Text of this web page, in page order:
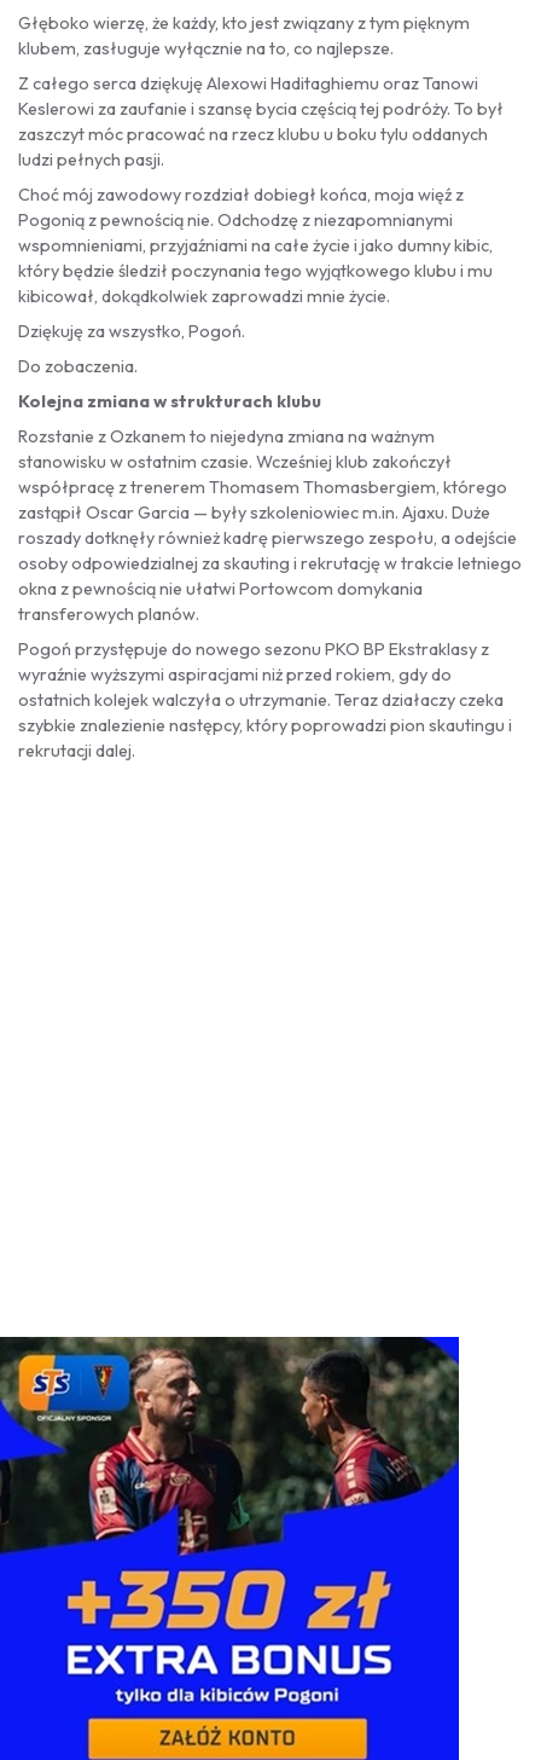
Głęboko wierzę, że każdy, kto jest związany z tym pięknym
klubem, zasługuje wyłącznie na to, co najlepsze.
Z całego serca dziękuję Alexowi Haditaghiemu oraz Tanowi
Keslerowi za zaufanie i szansę bycia częścią tej podróży. To był
zaszczyt móc pracować na rzecz klubu u boku tylu oddanych
ludzi pełnych pasji.
Choć mój zawodowy rozdział dobiegł końca, moja więź z
Pogonią z pewnością nie. Odchodzę z niezapomnianymi
wspomnieniami, przyjaźniami na całe życie i jako dumny kibic,
który będzie śledził poczynania tego wyjątkowego klubu i mu
kibicował, dokądkolwiek zaprowadzi mnie życie.
Dziękuję za wszystko, Pogoń.
Do zobaczenia.
Kolejna zmiana w strukturach klubu
Rozstanie z Ozkanem to niejedyna zmiana na ważnym
stanowisku w ostatnim czasie. Wcześniej klub zakończył
współpracę z trenerem Thomasem Thomasbergiem, którego
zastąpił Oscar Garcia — były szkoleniowiec m.in. Ajaxu. Duże
roszady dotknęły również kadrę pierwszego zespołu, a odejście
osoby odpowiedzialnej za skauting i rekrutację w trakcie letniego
okna z pewnością nie ułatwi Portowcom domykania
transferowych planów.
Pogoń przystępuje do nowego sezonu PKO BP Ekstraklasy z
wyraźnie wyższymi aspiracjami niż przed rokiem, gdy do
ostatnich kolejek walczyła o utrzymanie. Teraz działaczy czeka
szybkie znalezienie następcy, który poprowadzi pion skautingu i
rekrutacji dalej.